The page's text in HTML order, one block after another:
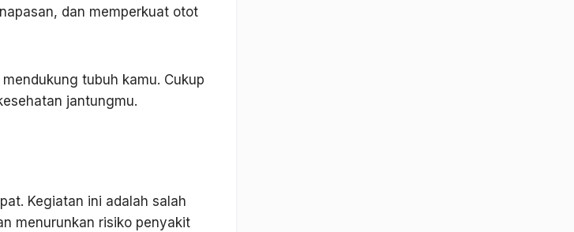
dan memperkuat otot
tubuh kamu. Cukup
jantungmu.
Kegiatan ini adalah salah
menurunkan risiko penyakit